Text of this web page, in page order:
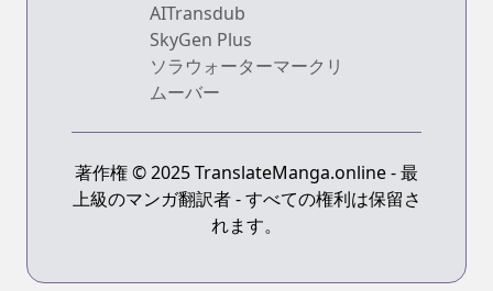
AITransdub
SkyGen Plus
ソラウォーターマークリ
ムーバー
著作権 © 2025 TranslateManga.online - 最
上級のマンガ翻訳者 - すべての権利は保留さ
れます。